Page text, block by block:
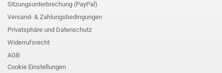
Sitzungsunterbrechung (PayPal)
Versand- & Zahlungsbedingungen
Privatsphäre und Datenschutz
Widerrufsrecht
AGB
Cookie Einstellungen